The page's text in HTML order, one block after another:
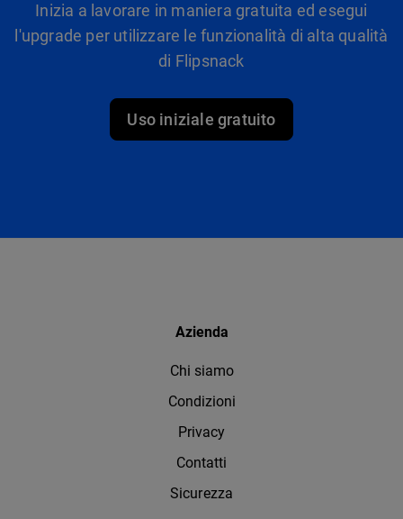
Inizia a lavorare in maniera gratuita ed esegui
l'upgrade per utilizzare le funzionalità di alta qualità
di Flipsnack
Uso iniziale gratuito
Azienda
Chi siamo
Condizioni
Privacy
Contatti
Sicurezza